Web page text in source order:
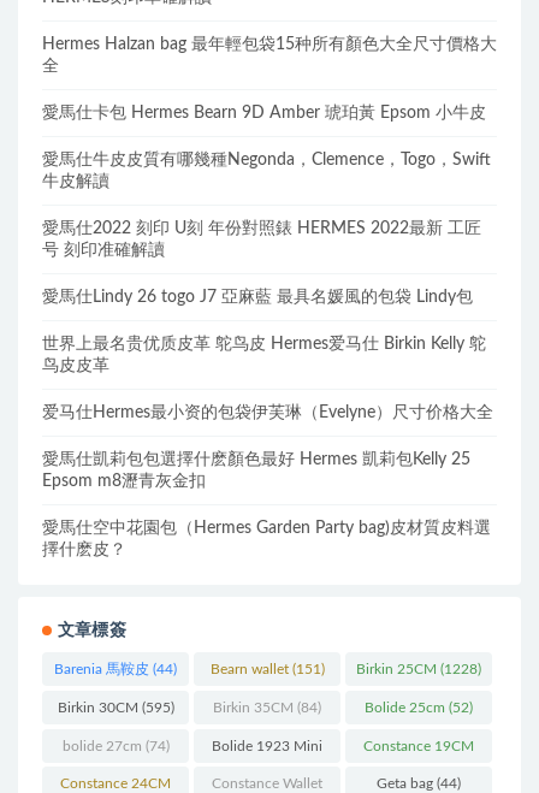
Hermes Halzan bag 最年輕包袋15种所有顏色大全尺寸價格大
全
愛馬仕卡包 Hermes Bearn 9D Amber 琥珀黃 Epsom 小牛皮
愛馬仕牛皮皮質有哪幾種Negonda，Clemence，Togo，Swift
牛皮解讀
愛馬仕2022 刻印 U刻 年份對照錶 HERMES 2022最新 工匠
号 刻印准確解讀
愛馬仕Lindy 26 togo J7 亞麻藍 最具名媛風的包袋 Lindy包
世界上最名贵优质皮革 鸵鸟皮 Hermes爱马仕 Birkin Kelly 鸵
鸟皮皮革
爱马仕Hermes最小资的包袋伊芙琳（Evelyne）尺寸价格大全
愛馬仕凱莉包包選擇什麽顏色最好 Hermes 凱莉包Kelly 25
Epsom m8瀝青灰金扣
愛馬仕空中花園包（Hermes Garden Party bag)皮材質皮料選
擇什麽皮？
文章標簽
Barenia 馬鞍皮 (44) Bearn wallet(151) Birkin 25CM (1228)
Birkin 30CM (595) Birkin 35CM (84) Bolide 25cm (52)
bolide 27cm (74) Bolide 1923 Mini
(93)
Constance 19CM
(571)
Constance 24CM Constance Wallet Geta bag (44)